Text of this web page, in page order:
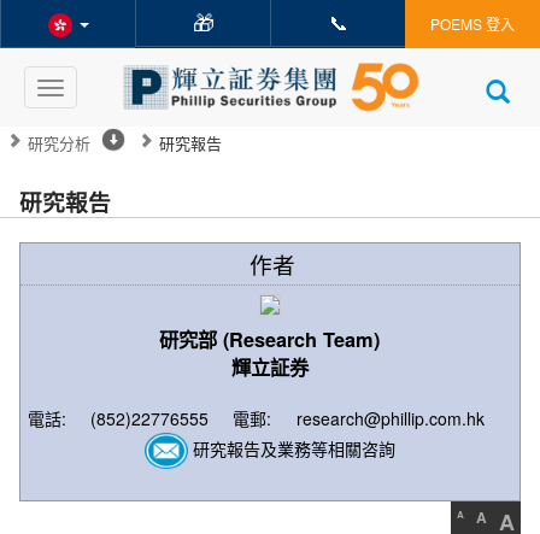
🎁 📞 POEMS 登入
Toggle
navigation
研究分析 研究報告
研究報告
作者
研究部 (Research Team)
輝立証券
電話: (852)22776555 電郵:
research@phillip.com.hk
研究報告及業務等相關咨詢
A A A